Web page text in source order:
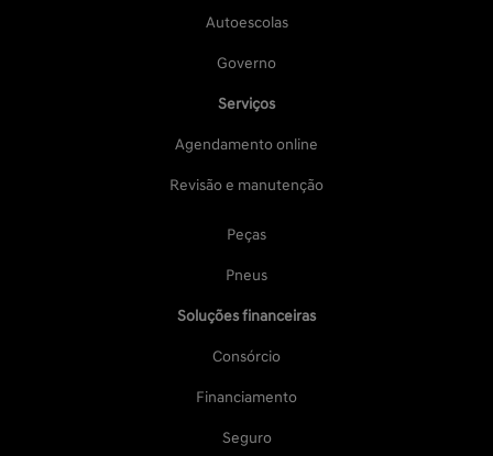
Autoescolas
Governo
Serviços
Agendamento online
Revisão e manutenção
Peças
Pneus
Soluções financeiras
Consórcio
Financiamento
Seguro